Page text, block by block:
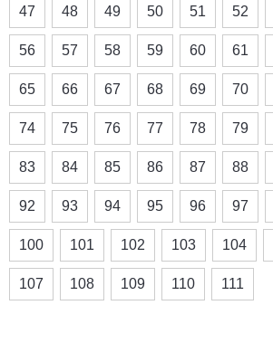
47 48 49 50 51 52
56 57 58 59 60 61
65 66 67 68 69 70
74 75 76 77 78 79
83 84 85 86 87 88
92 93 94 95 96 97
100 101 102 103 104
107 108 109 110 111